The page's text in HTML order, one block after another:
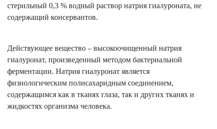
стерильный 0,3 % водный раствор натрия гиалуроната, не
содержащий консервантов.
Действующее вещество – высокоочищенный натрия
гиалуронат, произведенный методом бактериальной
ферментации. Натрия гиалуронат является
физиологическим полисахаридным соединением,
содержащимся как в тканях глаза, так и других тканях и
жидкостях организма человека.